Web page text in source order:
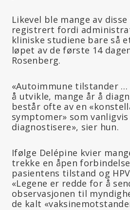
Likevel ble mange av
registrert fordi
kliniske studiene bare så
løpet av de første 14
Rosenberg.
«Autoimmune tilstander …
å utvikle, mange år å
består ofte av en
symptomer» som
diagnostisere», sier hun.
Ifølge Delépine kvier
trekke en åpen
pasientens tilstand og
«Legene er redde for å
observasjonen til
de kalt